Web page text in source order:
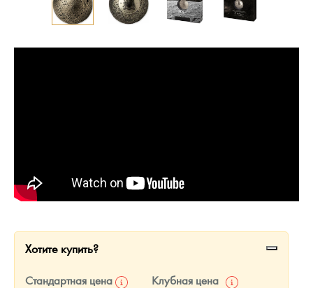
Русская нумизматика
Хотите купить?
Стандартная цена Клубная цена